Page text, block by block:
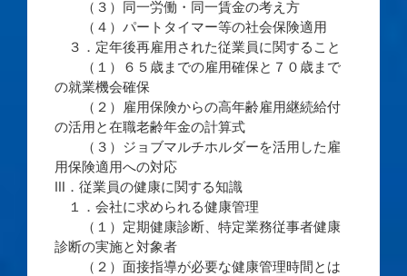
（３）同一労働・同一賃金の考え方
（４）パートタイマー等の社会保険適用
３．定年後再雇用された従業員に関すること
（１）６５歳までの雇用確保と７０歳まで
の就業機会確保
（２）雇用保険からの高年齢雇用継続給付
の活用と在職老齢年金の計算式
（３）ジョブマルチホルダーを活用した雇
用保険適用への対応
Ⅲ．従業員の健康に関する知識
１．会社に求められる健康管理
（１）定期健康診断、特定業務従事者健康
診断の実施と対象者
（２）面接指導が必要な健康管理時間とは